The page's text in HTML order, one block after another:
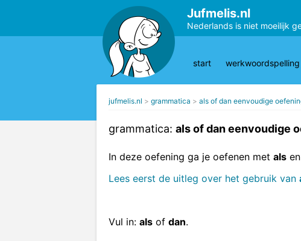
Jufmelis.nl
Nederlands is niet moeilijk
start werkwoordspelling
jufmelis.nl grammatica als of dan eenvoudige
grammatica: als of dan eenvoudige
In deze oefening ga je oefenen met als en
Lees eerst de uitleg over het gebruik van
Vul in: als of dan.